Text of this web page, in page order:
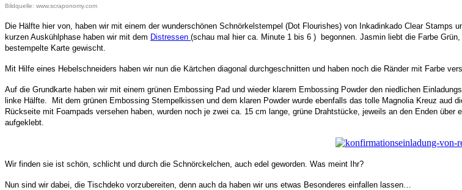
Bildquelle: www.scraponomy.com
Die Hälfte hier von, haben wir mit einem der wunderschönen Schnörkelstempel (Dot Flourishes) von Inkadinkado Clear Stamps
kurzen Auskühlphase haben wir mit dem Distressen (schau mal hier ca. Minute 1 bis 6 ) begonnen. Jasmin liebt die Farbe
bestempelte Karte gewischt.
Mit Hilfe eines Hebelschneiders haben wir nun die Kärtchen diagonal durchgeschnitten und haben noch die Ränder mit Farbe
Auf die Grundkarte haben wir mit einem grünen Embossing Pad und wieder klarem Embossing Powder den niedlichen
linke Hälfte. Mit dem grünen Embossing Stempelkissen und dem klaren Powder wurde ebenfalls das tolle Magnolia Kreuz aud
Rückseite mit Foampads versehen haben, wurden noch je zwei ca. 15 cm lange, grüne Drahtstücke, jeweils an den Enden
aufgeklebt.
Wir finden sie ist schön, schlicht und durch die Schnörckelchen, auch edel geworden. Was meint Ihr?
Nun sind wir dabei, die Tischdeko vorzubereiten, denn auch da haben wir uns etwas Besonderes einfallen lassen…